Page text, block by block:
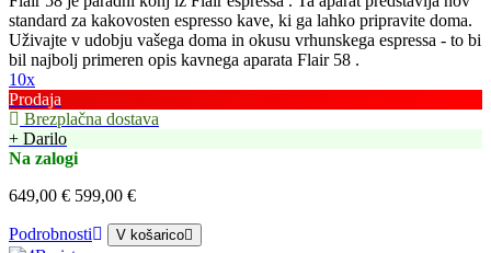
standard za kakovosten espresso kave, ki ga lahko pripravite doma.
Uživajte v udobju vašega doma in okusu vrhunskega espressa - to bi
bil najbolj primeren opis kavnega aparata Flair 58 .
10x
Prodaja
Brezplačna dostava
+ Darilo
Na zalogi
649,00 € 599,00 €
Podrobnosti V košarico